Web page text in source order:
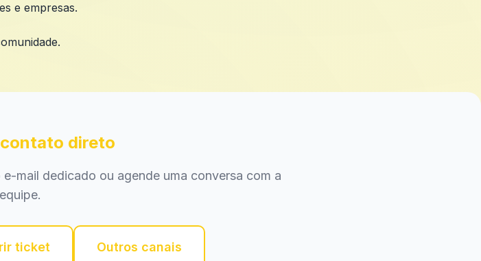
e empresas.
direto
mail dedicado ou agende uma conversa com a
equipe.
ticket Outros canais